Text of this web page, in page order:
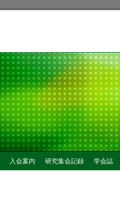
入会案内 研究集会記録 学会誌